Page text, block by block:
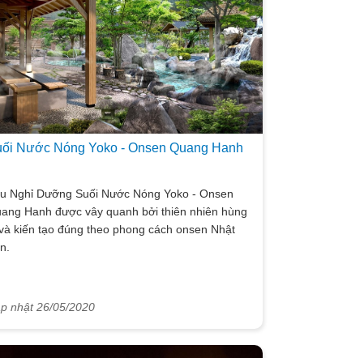
Nước Nóng Yoko - Onsen Quang Hanh
Nghỉ Dưỡng Suối Nước Nóng Yoko - Onsen
Hanh được vây quanh bởi thiên nhiên hùng
kiến tạo đúng theo phong cách onsen Nhật
nhật 26/05/2020